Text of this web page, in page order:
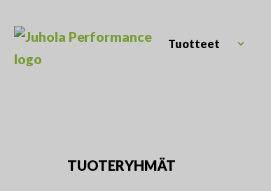
to
content
Juhola
Kaikki
Tuotteet
Open
TUOTERYHMÄT